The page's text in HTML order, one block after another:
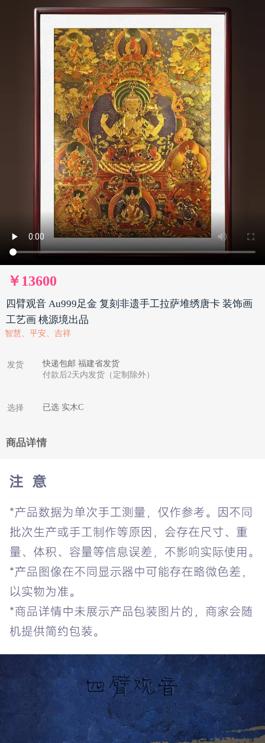
￥13600
四臂观音 Au999足金 复刻非遗手工拉萨堆绣唐卡 装饰画
工艺画 桃源境出品
智慧、平安、吉祥
发货
快递包邮 福建省发货
付款后2天内发货（定制除外）
选择 已选 实木C
商品详情